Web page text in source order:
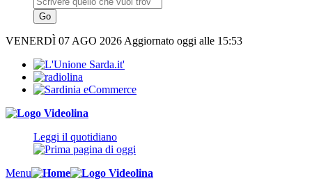
VENERDÌ 07 AGO 2026 Aggiornato oggi alle 15:53
Leggi il quotidiano
Menu